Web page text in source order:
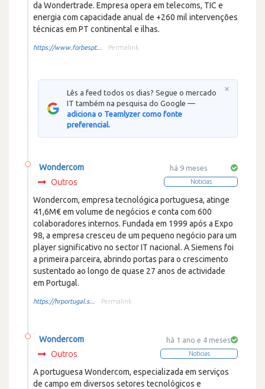
da Wondertrade. Empresa opera em telecoms, TIC e
energia com capacidade anual de +260 mil intervenções
técnicas em PT continental e ilhas.
https://www.forbespt... Permalink
Lês a feed todos os dias? Segue o mercado
IT também na pesquisa do Google —
adiciona o Teamlyzer como fonte
preferencial.
×
há 9 meses
Noticias
Wondercom
Outros
Wondercom, empresa tecnológica portuguesa, atinge
41,6M€ em volume de negócios e conta com 600
colaboradores internos. Fundada em 1999 após a Expo
98, a empresa cresceu de um pequeno negócio para um
player significativo no sector IT nacional. A Siemens foi
a primeira parceira, abrindo portas para o crescimento
sustentado ao longo de quase 27 anos de actividade
em Portugal.
https://hrportugal.s... Permalink
há 1 ano e 4 meses
Noticias
Wondercom
Outros
A portuguesa Wondercom, especializada em serviços
de campo em diversos setores tecnológicos e